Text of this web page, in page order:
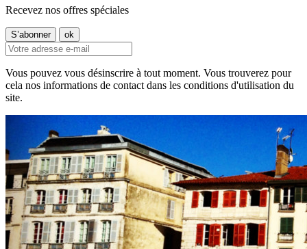
Recevez nos offres spéciales
Vous pouvez vous désinscrire à tout moment. Vous trouverez pour
cela nos informations de contact dans les conditions d'utilisation du
site.